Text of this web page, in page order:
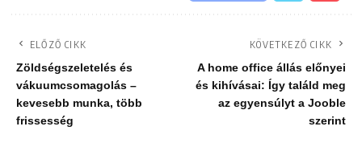
ELŐZŐ CIKK
Zöldségszeletelés és
vákuumcsomagolás –
kevesebb munka, több
frissesség
KÖVETKEZŐ CIKK
A home office állás előnyei
és kihívásai: Így találd meg
az egyensúlyt a Jooble
szerint